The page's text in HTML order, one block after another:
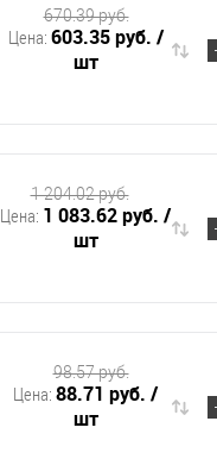
Цена: 603.35 руб. /
шт
670.39 руб.
Цена: 1 083.62 руб. /
шт
1 204.02 руб.
Цена: 88.71 руб. /
шт
98.57 руб.